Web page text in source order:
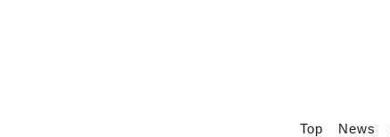
Top News